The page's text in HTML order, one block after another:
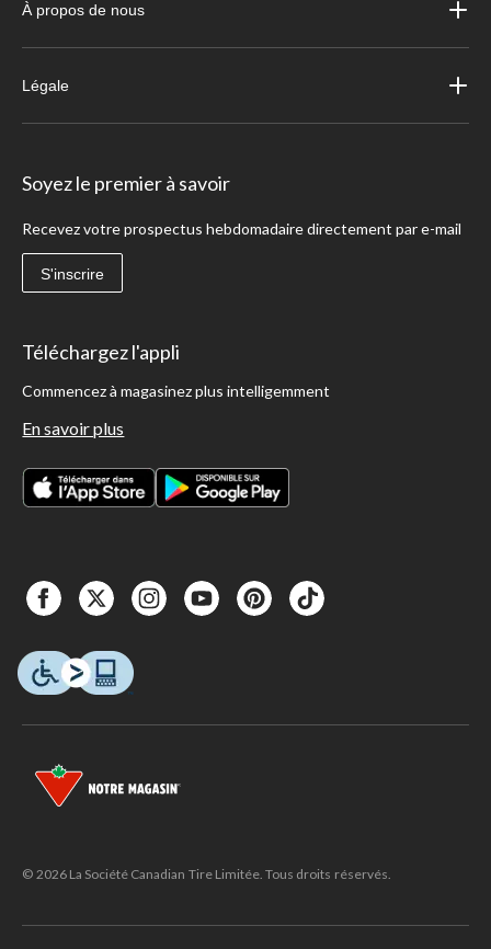
À propos de nous
Légale
Soyez le premier à savoir
Recevez votre prospectus hebdomadaire directement par e-mail
S'inscrire
Téléchargez l'appli
Commencez à magasinez plus intelligemment
En savoir plus
© 2026 La Société Canadian Tire Limitée. Tous droits réservés.